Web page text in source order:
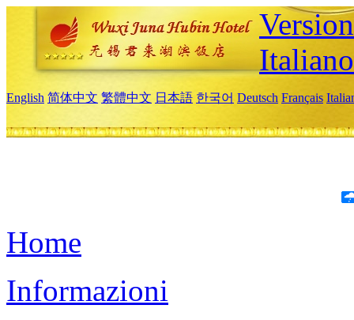
Italiano
English 简体中文 繁體中文 日本語 한국어 Deutsch Français
Home
Informazioni